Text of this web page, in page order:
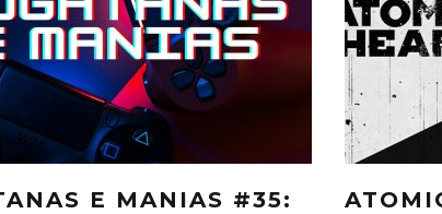
E MANIAS #35: